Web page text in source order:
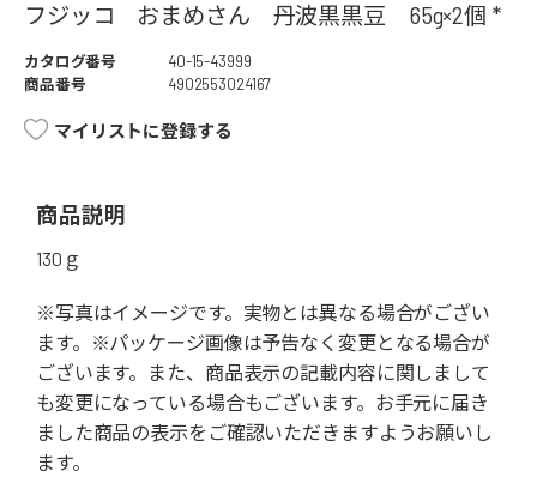
フジッコ おまめさん 丹波黒黒豆 65g×2個 *
カタログ番号
40-15-43999
商品番号
4902553024167
マイリストに登録する
商品説明
130ｇ
※写真はイメージです。実物とは異なる場合がござい
ます。※パッケージ画像は予告なく変更となる場合が
ございます。また、商品表示の記載内容に関しまして
も変更になっている場合もございます。お手元に届き
ました商品の表示をご確認いただきますようお願いし
ます。